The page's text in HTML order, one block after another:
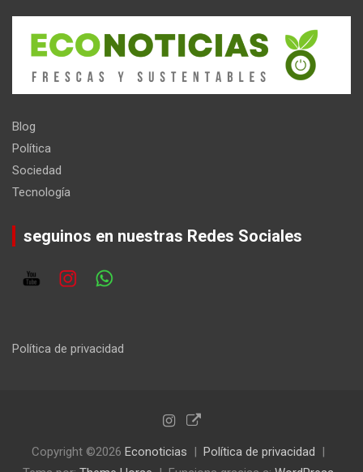
Blog
Política
Sociedad
Tecnología
seguinos en nuestras Redes Sociales
Política de privacidad
Copyright ©2026 Econoticias
Política de privacidad